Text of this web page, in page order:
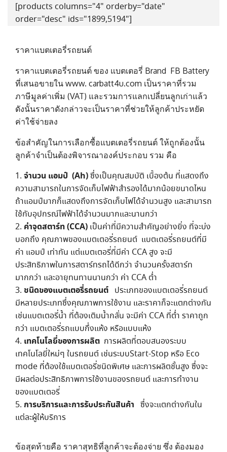
[products columns="4" orderby="date"
order="desc" ids="1899,5194"]
ราคาแบตเตอรี่รถยนต์
ราคาแบตเตอรี่รถยนต์ ของ แบตเตอรี่ Brand FB Battery
ที่เสนอขายใน www. carbatt4u.com เป็นราคาที่รวม
ภาษีมูลค่าเพิ่ม (VAT) และรวมการแลกเปลี่ยนลูกเก่าแล้ว
ดังนั้นราคาดังกล่าวจะเป็นราคาที่ช่วยให้ลูกค้าประหยัด
ค่าใช้จ่ายลง
ข้อสำคัญในการเลือกซื้อแบตเตอรี่รถยนต์ ให้ถูกต้องนั้น
ลูกค้าจำเป็นต้องพิจารณาองค์ประกอบ รวม คือ
จำนวน แอมป์ (Ah)ซึ่งเป็นคุณสมบัติ เบื้องต้น ที่แสดงถึง
ความสามารถในการจัดเก็บไฟฟ้าสำรองได้มากน้อยขนาดไหน
ถ้าแอมป์มากก็แสดงถึงการจัดเก็บไฟได้จำนวนสูง และสามารถ
ใช้กับอุปกรณ์ไฟฟ้าได้จำนวนมากและนานกว่า
ค่าจุดสตาร์ท (CCA) เป็นค่าที่มีความสำคัญอย่างยิ่ง ที่จะบ่ง
บอกถึง คุณภาพของแบตเตอรี่รถยนต์ แบตเตอรี่รถยนต์ที่มี
ค่า แอมป์ เท่ากัน แต่แบตเตอรี่ที่มีค่า CCA สูง จะมี
ประสิทธิภาพในการสตาร์ทรถได้ดีกว่า จำนวนครั้งสตาร์ท
มากกว่า และอายุทนทานนานกว่า ค่า CCA ต่ำ
ชนิดของแบตเตอรี่รถยนต์ ประเภทของแบตเตอรี่รถยนต์
มีหลายประเภทซึ่งคุณภาพการใช้งาน และราคาก็จะแตกต่างกัน
เช่นแบตเตอรี่น้ำ ที่ต้องเติมน้ำกลั่น จะมีค่า CCA ที่ต่ำ ราคาถูก
กว่า แบตเตอรี่รถแบบกึ่งแห้ง หรือแบบแห้ง
เทคโนโลยี่ของการผลิต การผลิตที่ตอบสนองระบบ
เทคโนโลยี่ใหม่ๆ ในรถยนต์ เช่นระบบStart-Stop หรือ Eco
mode ที่ต้องใช้แบตเตอรี่ชนิดพิเศษ และการผลิตชั้นสูง ซึ่งจะ
มีผลต่อประสิทธิภาพการใช้งานของรถยนต์ และการทำงาน
ของแบตเตอรี่
การบริการและการรับประกันสินค้า ซึ่งจะแตกต่างกันใน
แต่ละผู้ให้บริการ
ข้อสุดท้ายคือ ราคาสุทธิที่ลูกค้าจะต้องจ่าย ซึ่ง ต้องมอง